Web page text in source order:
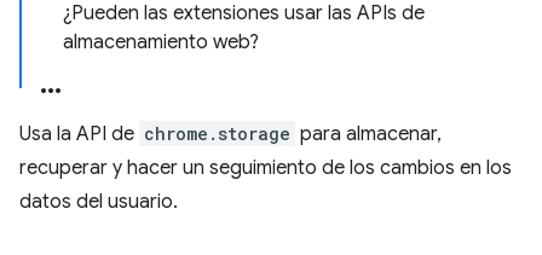
¿Pueden las extensiones usar las APIs de
almacenamiento web?
Usa la API de chrome.storage para almacenar,
recuperar y hacer un seguimiento de los cambios en los
datos del usuario.